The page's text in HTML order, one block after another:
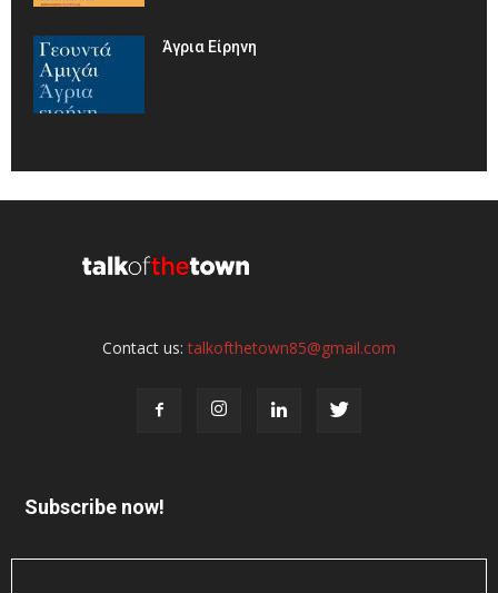
Άγρια Είρηνη
Contact us:talkofthetown85@gmail.com
Subscribe now!